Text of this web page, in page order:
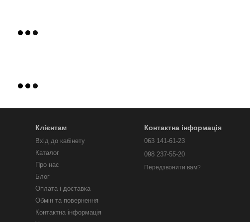
Клієнтам
Вхід до кабінету
Каталог
Про нас
Блог
Оплата і доставка
Обмін та повернення
Контактна інформація
Контактна інформація
063 141-61-23
098 237-55-20
Передзвонити вам?